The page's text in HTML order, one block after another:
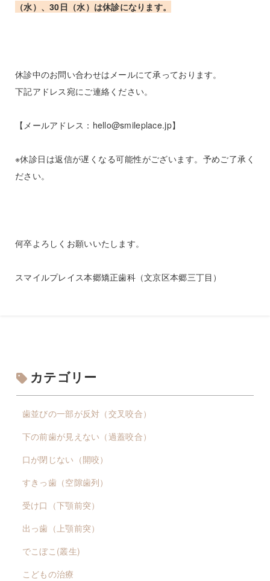
（水）、30日（水）は休診になります。
休診中のお問い合わせはメールにて承っております。
下記アドレス宛にご連絡ください。
【メールアドレス：hello@smileplace.jp】
※休診日は返信が遅くなる可能性がございます。予めご了承く
ださい。
何卒よろしくお願いいたします。
スマイルプレイス本郷矯正歯科（文京区本郷三丁目）
カテゴリー
歯並びの一部が反対（交叉咬合）
下の前歯が見えない（過蓋咬合）
口が閉じない（開咬）
すきっ歯（空隙歯列）
受け口（下顎前突）
出っ歯（上顎前突）
でこぼこ(叢生)
こどもの治療